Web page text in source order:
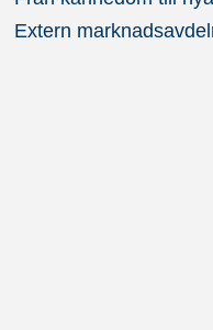
Extern